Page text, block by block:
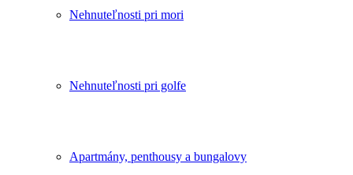
Nehnuteľnosti pri mori
Nehnuteľnosti pri golfe
Apartmány, penthousy a bungalovy